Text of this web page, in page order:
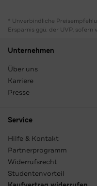
* Unverbindliche
Ersparnis ggü. der UVP, sofern
Unternehmen
Über uns
Karriere
Presse
Service
Hilfe & Kontakt
Partnerprogramm
Widerrufsrecht
Studentenvorteil